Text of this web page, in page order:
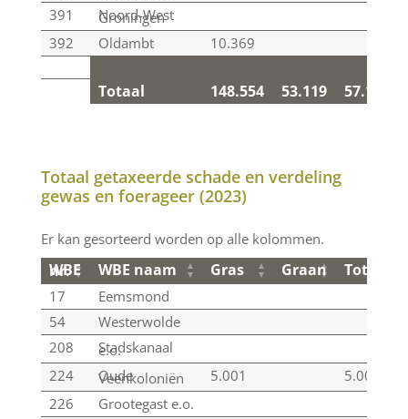
Totaal 148.554 53.119 57.175
391
Noord-West
Groningen
392
Oldambt 10.369
Totaal 148.554 53.119 57.175
Totaal getaxeerde schade en verdeling
gewas en foerageer (2023)
Er kan gesorteerd worden op alle kolommen.
WBE nr. WBE naam Gras Graan Totaal
WBE nr. WBE naam Gras Graan Totaal
17
Eemsmond
54
Westerwolde
208
Stadskanaal
e.o.
224
Oude
Veenkoloniën 5.001
5.001
226
Grootegast e.o.